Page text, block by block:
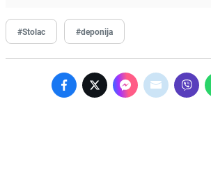
#Stolac #deponija